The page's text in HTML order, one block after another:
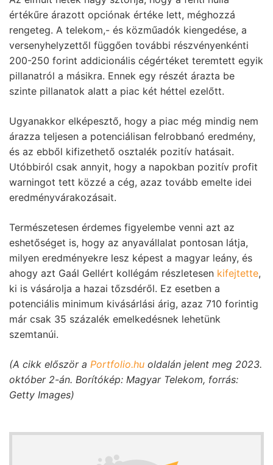
értékűre árazott opciónak értéke lett, méghozzá
rengeteg. A telekom,- és közműadók kiengedése, a
versenyhelyzettől függően további részvényenkénti
200-250 forint addicionális cégértéket teremtett egyik
pillanatról a másikra. Ennek egy részét árazta be
szinte pillanatok alatt a piac két héttel ezelőtt.
Ugyanakkor elképesztő, hogy a piac még mindig nem
árazza teljesen a potenciálisan felrobbanó eredmény,
és az ebből kifizethető osztalék pozitív hatásait.
Utóbbiról csak annyit, hogy a napokban pozitív profit
warningot tett közzé a cég, azaz tovább emelte idei
eredményvárakozásait.
Természetesen érdemes figyelembe venni azt az
eshetőséget is, hogy az anyavállalat pontosan látja,
milyen eredményekre lesz képest a magyar leány, és
ahogy azt Gaál Gellért kollégám részletesen kifejtette,
ki is vásárolja a hazai tőzsdéről. Ez esetben a
potenciális minimum kivásárlási árig, azaz 710 forintig
már csak 35 százalék emelkedésnek lehetünk
szemtanúi.
(A cikk először a Portfolio.hu oldalán jelent meg 2023.
október 2-án. Borítókép: Magyar Telekom, forrás:
Getty Images)